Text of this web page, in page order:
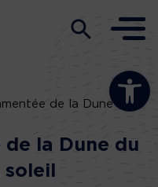
Ouvrir la
de la Dune du
la Dune du